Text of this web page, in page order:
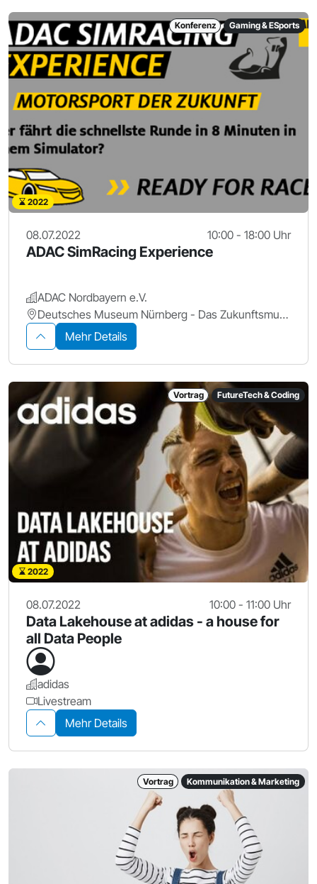
Konferenz Gaming & ESports
2022
08.07.2022 10:00 - 18:00 Uhr
ADAC SimRacing Experience
ADAC Nordbayern e.V.
Deutsches Museum Nürnberg - Das Zukunftsmuseum
Mehr Details
Vortrag FutureTech & Coding
2022
08.07.2022 10:00 - 11:00 Uhr
Data Lakehouse at adidas - a house for
all Data People
adidas
Livestream
Mehr Details
Vortrag Kommunikation & Marketing